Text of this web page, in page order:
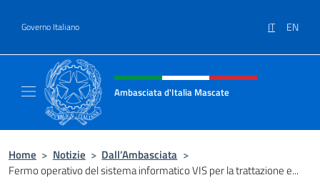
Governo Italiano IT EN
Intestazione sito, social e menù
Ambasciata d'Italia Mascate
Home > Notizie > Dall’Ambasciata >
Fermo operativo del sistema informatico VIS per la trattazione e...